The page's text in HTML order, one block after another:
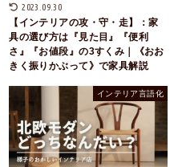
2023.09.30
【インテリアの攻・守・走】：家
具の選び方は『見た目』『便利
さ』『お値段』の3すくみ｜《おお
きく振りかぶって》で家具解説
インテリア言語化